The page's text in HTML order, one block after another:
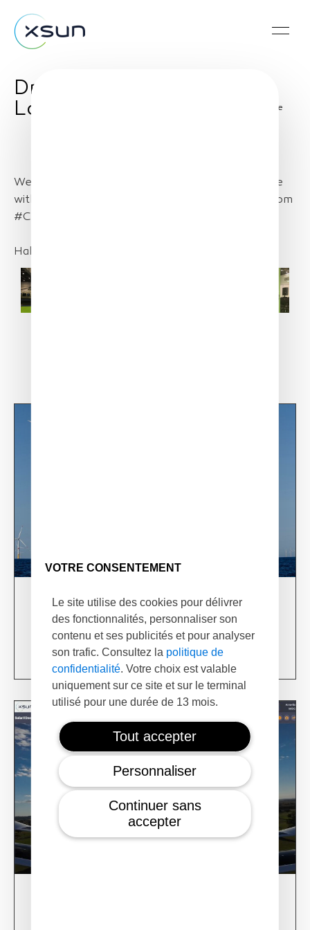
VOTRE CONSENTEMENT
Le site utilise des cookies pour délivrer
des fonctionnalités, personnaliser son
contenu et ses publicités et pour analyser
son trafic. Consultez la politique de
confidentialité. Votre choix est valable
uniquement sur ce site et sur le terminal
utilisé pour une durée de 13 mois.
Tout accepter
Personnaliser
Continuer sans
accepter
DroneX 2021 in
London
Share
We warmly welcome you to meet the #SolarXOne
with #XSun team and our friends and partners from
#Candy and #Sabre at #DroneX 2021 in London!
Hall S10
03/06/24
XSun & TotalEnergies on prospection mission in
USA
Learn more